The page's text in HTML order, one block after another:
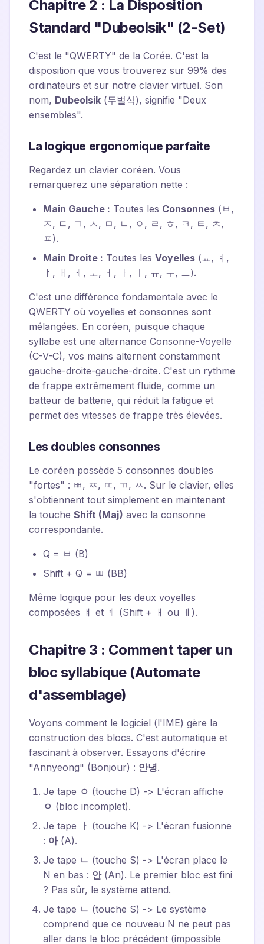
Chapitre 2 : La Disposition
Standard "Dubeolsik" (2-Set)
C'est le "QWERTY" de la Corée. C'est la
disposition que vous trouverez sur 99% des
ordinateurs et sur notre clavier virtuel. Son
nom, Dubeolsik (두벌식), signifie "Deux
ensembles".
La logique ergonomique parfaite
Regardez un clavier coréen. Vous
remarquerez une séparation nette :
Main Gauche : Toutes les Consonnes (ㅂ,
ㅈ, ㄷ, ㄱ, ㅅ, ㅁ, ㄴ, ㅇ, ㄹ, ㅎ, ㅋ, ㅌ, ㅊ,
ㅍ).
Main Droite : Toutes les Voyelles (ㅛ, ㅕ,
ㅑ, ㅐ, ㅔ, ㅗ, ㅓ, ㅏ, ㅣ, ㅠ, ㅜ, ㅡ).
C'est une différence fondamentale avec le
QWERTY où voyelles et consonnes sont
mélangées. En coréen, puisque chaque
syllabe est une alternance Consonne-Voyelle
(C-V-C), vos mains alternent constamment
gauche-droite-gauche-droite. C'est un rythme
de frappe extrêmement fluide, comme un
batteur de batterie, qui réduit la fatigue et
permet des vitesses de frappe très élevées.
Les doubles consonnes
Le coréen possède 5 consonnes doubles
"fortes" : ㅃ, ㅉ, ㄸ, ㄲ, ㅆ. Sur le clavier, elles
s'obtiennent tout simplement en maintenant
la touche Shift (Maj) avec la consonne
correspondante.
Q = ㅂ (B)
Shift + Q = ㅃ (BB)
Même logique pour les deux voyelles
composées ㅒ et ㅖ (Shift + ㅐ ou ㅔ).
Chapitre 3 : Comment taper un
bloc syllabique (Automate
d'assemblage)
Voyons comment le logiciel (l'IME) gère la
construction des blocs. C'est automatique et
fascinant à observer. Essayons d'écrire
"Annyeong" (Bonjour) : 안녕.
Je tape ㅇ (touche D) -> L'écran affiche
ㅇ (bloc incomplet).
Je tape
ㅏ (touche K) -> L'écran fusionne
: 아(A).
Je tape ㄴ (touche S) -> L'écran place le
N en bas : 안(An). Le premier bloc est fini
? Pas sûr, le système attend.
Je tape ㄴ (touche S) -> Le système
comprend que ce nouveau N ne peut pas
aller dans le bloc précédent (impossible